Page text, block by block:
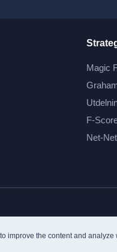
improve the content and
Magic
F-
Net-